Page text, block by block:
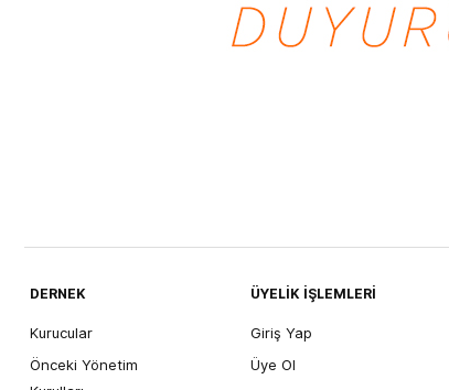
DERNEK
Kurucular
Önceki Yönetim
ÜYELİK İŞLEMLERİ
Giriş Yap
Üye Ol